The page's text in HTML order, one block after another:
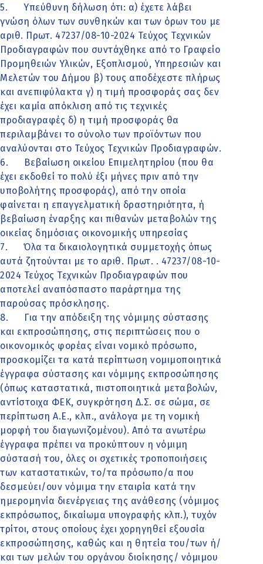
5. Υπεύθυνη δήλωση ότι: α) έχετε λάβει
γνώση όλων των συνθηκών και των όρων του με
αριθ. Πρωτ. 47237/08-10-2024 Τεύχος Τεχνικών
Προδιαγραφών που συντάχθηκε από το Γραφείο
Προμηθειών Υλικών, Εξοπλισμού, Υπηρεσιών και
Μελετών του Δήμου β) τους αποδέχεστε πλήρως
και ανεπιφύλακτα γ) η τιμή προσφοράς σας δεν
έχει καμία απόκλιση από τις τεχνικές
προδιαγραφές δ) η τιμή προσφοράς θα
περιλαμβάνει το σύνολο των προϊόντων που
αναλύονται στο Τεύχος Τεχνικών Προδιαγραφών.
6. Βεβαίωση οικείου Επιμελητηρίου (που θα
έχει εκδοθεί το πολύ έξι μήνες πριν από την
υποβολήτης προσφοράς), από την οποία
φαίνεται η επαγγελματική δραστηριότητα, ή
βεβαίωση έναρξης και πιθανών μεταβολών της
οικείας δημόσιας οικονομικής υπηρεσίας
7. Όλα τα δικαιολογητικά συμμετοχής όπως
αυτά ζητούνται με το αριθ. Πρωτ. . 47237/08-10-
2024 Τεύχος Τεχνικών Προδιαγραφών που
αποτελεί αναπόσπαστο παράρτημα της
παρούσας πρόσκλησης.
8. Για την απόδειξη της νόμιμης σύστασης
και εκπροσώπησης, στις περιπτώσεις που ο
οικονομικός φορέας είναι νομικό πρόσωπο,
προσκομίζει τα κατά περίπτωση νομιμοποιητικά
έγγραφα σύστασης και νόμιμης εκπροσώπησης
(όπως καταστατικά, πιστοποιητικά μεταβολών,
αντίστοιχα ΦΕΚ, συγκρότηση Δ.Σ. σε σώμα, σε
περίπτωση Α.Ε., κλπ., ανάλογα με τη νομική
μορφή του διαγωνιζομένου). Από τα ανωτέρω
έγγραφα πρέπει να προκύπτουν η νόμιμη
σύστασή του, όλες οι σχετικές τροποποιήσεις
των καταστατικών, το/τα πρόσωπο/α που
δεσμεύει/ουν νόμιμα την εταιρία κατά την
ημερομηνία διενέργειας της ανάθεσης (νόμιμος
εκπρόσωπος, δικαίωμα υπογραφής κλπ.), τυχόν
τρίτοι, στους οποίους έχει χορηγηθεί εξουσία
εκπροσώπησης, καθώς και η θητεία του/των ή/
και των μελών του οργάνου διοίκησης/ νόμιμου